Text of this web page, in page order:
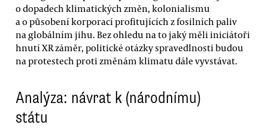
o dopadech klimatických změn, kolonialismu
a o působení korporací profitujících z fosilních paliv
na globálním jihu. Bez ohledu na to jaký měli iniciátoři
hnutí XR záměr, politické otázky spravedlnosti budou
na protestech proti změnám klimatu dále vyvstávat.
Analýza: návrat k (národnímu)
státu